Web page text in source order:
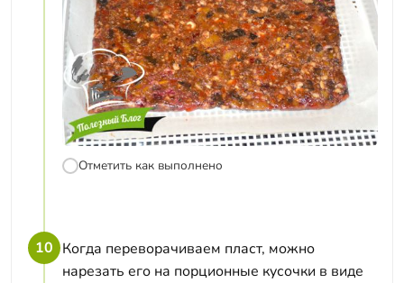
Отметить как выполнено
10 Когда переворачиваем пласт, можно
нарезать его на порционные кусочки в виде